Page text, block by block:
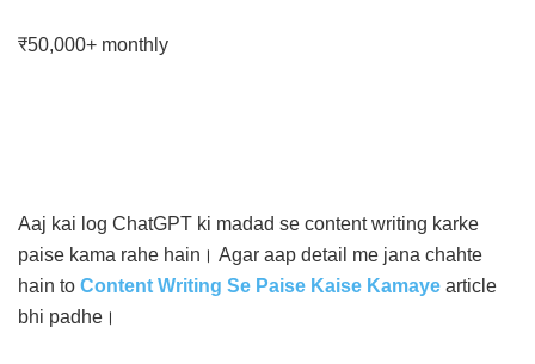
₹50,000+ monthly
Aaj kai log ChatGPT ki madad se content writing karke
paise kama rahe hain। Agar aap detail me jana chahte
hain to Content Writing Se Paise Kaise Kamaye article
bhi padhe।